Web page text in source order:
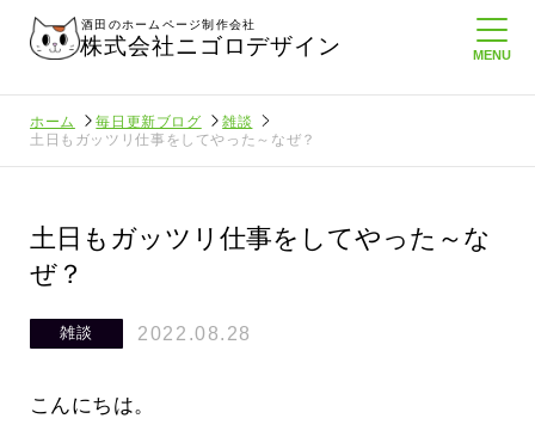
酒田のホームページ制作会社
株式会社ニゴロデザイン
ホーム 毎日更新ブログ
雑談
土日もガッツリ仕事をしてやった～なぜ？
土日もガッツリ仕事をしてやった～な
ぜ？
雑談 2022.08.28
こんにちは。